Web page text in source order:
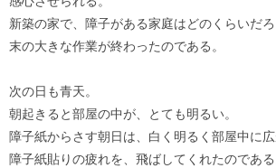
新築の家で、障子がある家庭はどのくらいだ
末の大きな作業が終わったのである。
次の日も青天。
朝起きると部屋の中が、とても明るい。
障子紙からさす朝日は、白く明るく部屋中に広
障子紙貼りの疲れを、飛ばしてくれたのである